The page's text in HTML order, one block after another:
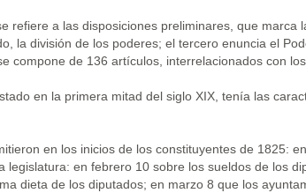
a las disposiciones preliminares, que marca
la división de los poderes; el tercero enuncia el
de 136 artículos, interrelacionados con
en la primera mitad del siglo XIX, tenía las
en los inicios de los constituyentes de 1825:
legislatura: en febrero 10 sobre los sueldos de los
dieta de los diputados; en marzo 8 que los